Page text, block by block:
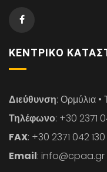
ΚΕΝΤΡΙΚΌ
Διεύθυνση: Ορμύλια •
Τηλέφωνο: +30 2371
FAX: +30 2371 042 130
Email: info@cpaa.gr